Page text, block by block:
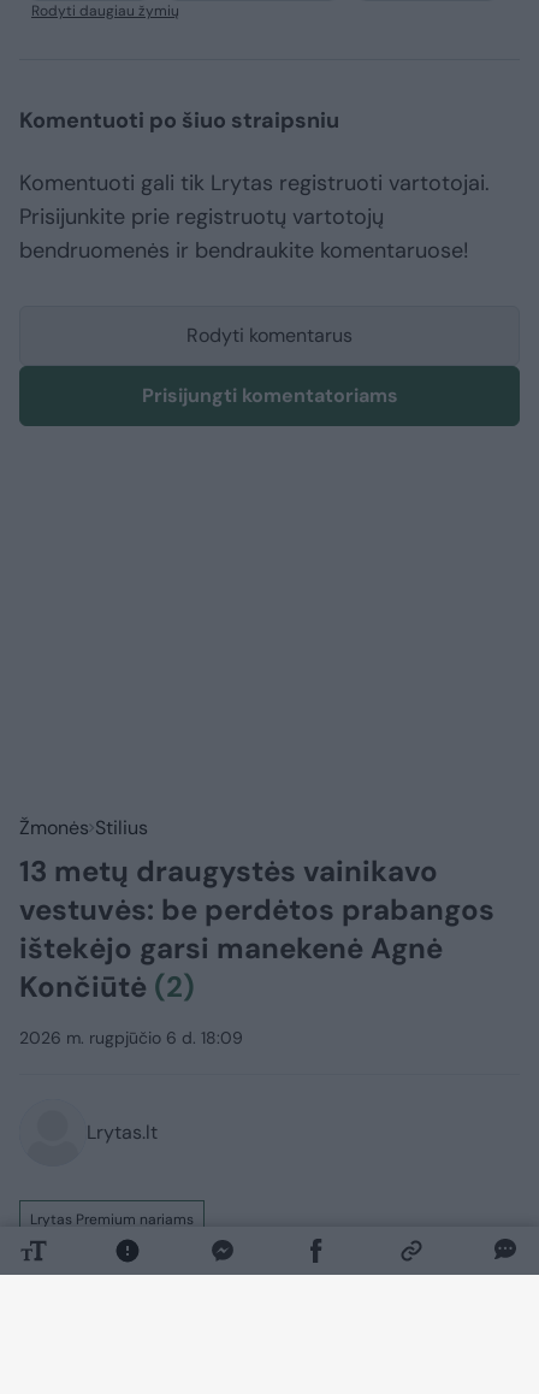
Rodyti daugiau žymių
Komentuoti po šiuo straipsniu
Komentuoti gali tik Lrytas registruoti vartotojai.
Prisijunkite prie registruotų vartotojų
bendruomenės ir bendraukite komentaruose!
Rodyti komentarus
Prisijungti komentatoriams
Žmonės Stilius
13 metų draugystės vainikavo
vestuvės: be perdėtos prabangos
ištekėjo garsi manekenė Agnė
Končiūtė (2)
2026 m. rugpjūčio 6 d. 18:09
Lrytas.lt
Lrytas Premium nariams
Liepos 15-ąją sostinės Bernardinų